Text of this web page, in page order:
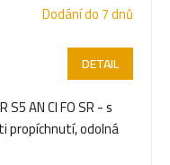
Dodání do 7 dnů
DETAIL
AN CI FO SR - s
propíchnutí, odolná